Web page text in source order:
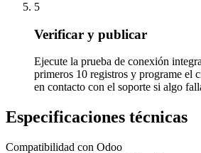
5
Verificar y publicar
Ejecute la prueba de conexión
primeros 10 registros y programe el
en contacto con el soporte si algo
Especificaciones técnicas
Compatibilidad con Odoo